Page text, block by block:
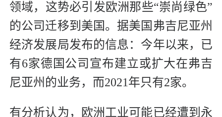
领域，这势必引发欧洲那些“崇尚绿色”
的公司迁移到美国。据美国弗吉尼亚州
经济发展局发布的信息：今年以来，已
有6家德国公司宣布建立或扩大在弗吉
尼亚州的业务，而2021年只有2家。
有分析认为，欧洲工业可能已经遭到永